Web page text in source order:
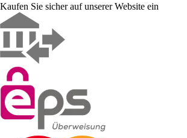
Kaufen Sie sicher auf unserer Website ein